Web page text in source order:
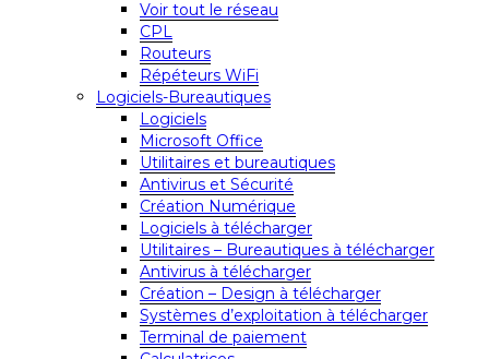
Voir tout le réseau
CPL
Routeurs
Répéteurs WiFi
Logiciels-Bureautiques
Logiciels
Microsoft Office
Utilitaires et bureautiques
Antivirus et Sécurité
Création Numérique
Logiciels à télécharger
Utilitaires – Bureautiques à télécharger
Antivirus à télécharger
Création – Design à télécharger
Systèmes d’exploitation à télécharger
Terminal de paiement